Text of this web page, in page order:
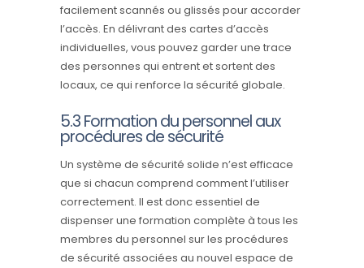
facilement scannés ou glissés pour accorder
l’accès. En délivrant des cartes d’accès
individuelles, vous pouvez garder une trace
des personnes qui entrent et sortent des
locaux, ce qui renforce la sécurité globale.
5.3 Formation du personnel aux
procédures de sécurité
Un système de sécurité solide n’est efficace
que si chacun comprend comment l’utiliser
correctement. Il est donc essentiel de
dispenser une formation complète à tous les
membres du personnel sur les procédures
de sécurité associées au nouvel espace de